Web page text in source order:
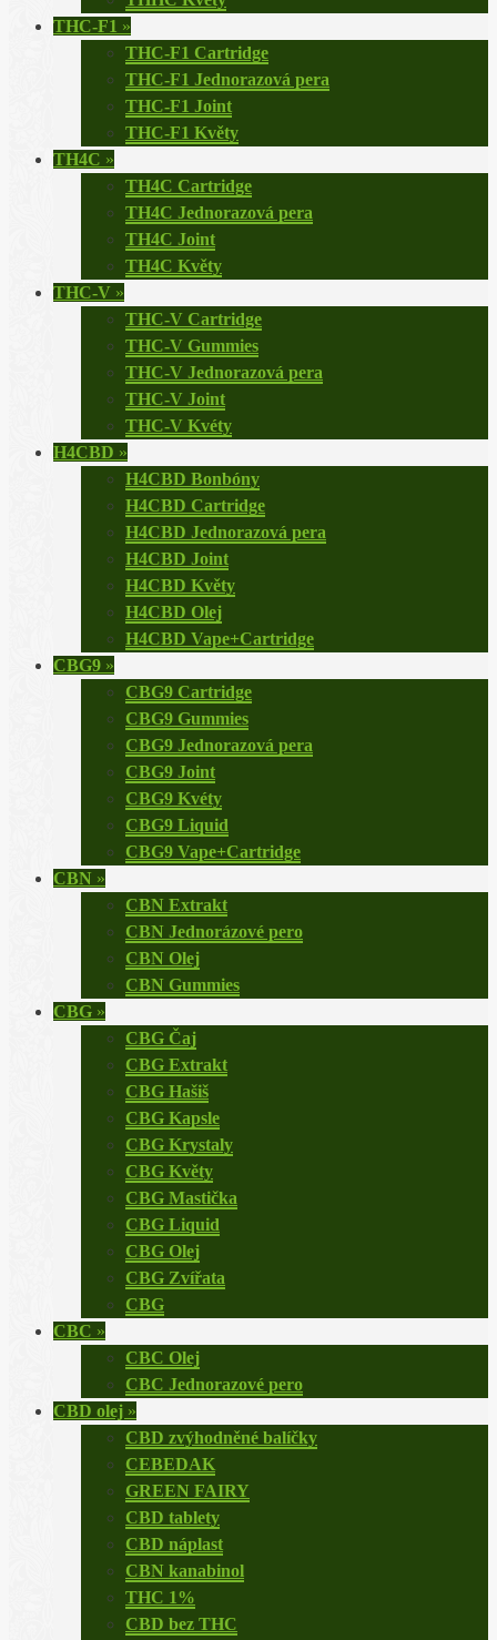
THC-F1 »
THC-F1 Cartridge
THC-F1 Jednorazová pera
THC-F1 Joint
THC-F1 Květy
TH4C »
TH4C Cartridge
TH4C Jednorazová pera
TH4C Joint
TH4C Květy
THC-V »
THC-V Cartridge
THC-V Gummies
THC-V Jednorazová pera
THC-V Joint
THC-V Kvéty
H4CBD »
H4CBD Bonbóny
H4CBD Cartridge
H4CBD Jednorazová pera
H4CBD Joint
H4CBD Květy
H4CBD Olej
H4CBD Vape+Cartridge
CBG9 »
CBG9 Cartridge
CBG9 Gummies
CBG9 Jednorazová pera
CBG9 Joint
CBG9 Kvéty
CBG9 Liquid
CBG9 Vape+Cartridge
CBN »
CBN Extrakt
CBN Jednorázové pero
CBN Olej
CBN Gummies
CBG »
CBG Čaj
CBG Extrakt
CBG Hašiš
CBG Kapsle
CBG Krystaly
CBG Květy
CBG Mastička
CBG Liquid
CBG Olej
CBG Zvířata
CBG
CBC »
CBC Olej
CBC Jednorazové pero
CBD olej »
CBD zvýhodněné balíčky
CEBEDAK
GREEN FAIRY
CBD tablety
CBD náplast
CBN kanabinol
THC 1%
CBD bez THC